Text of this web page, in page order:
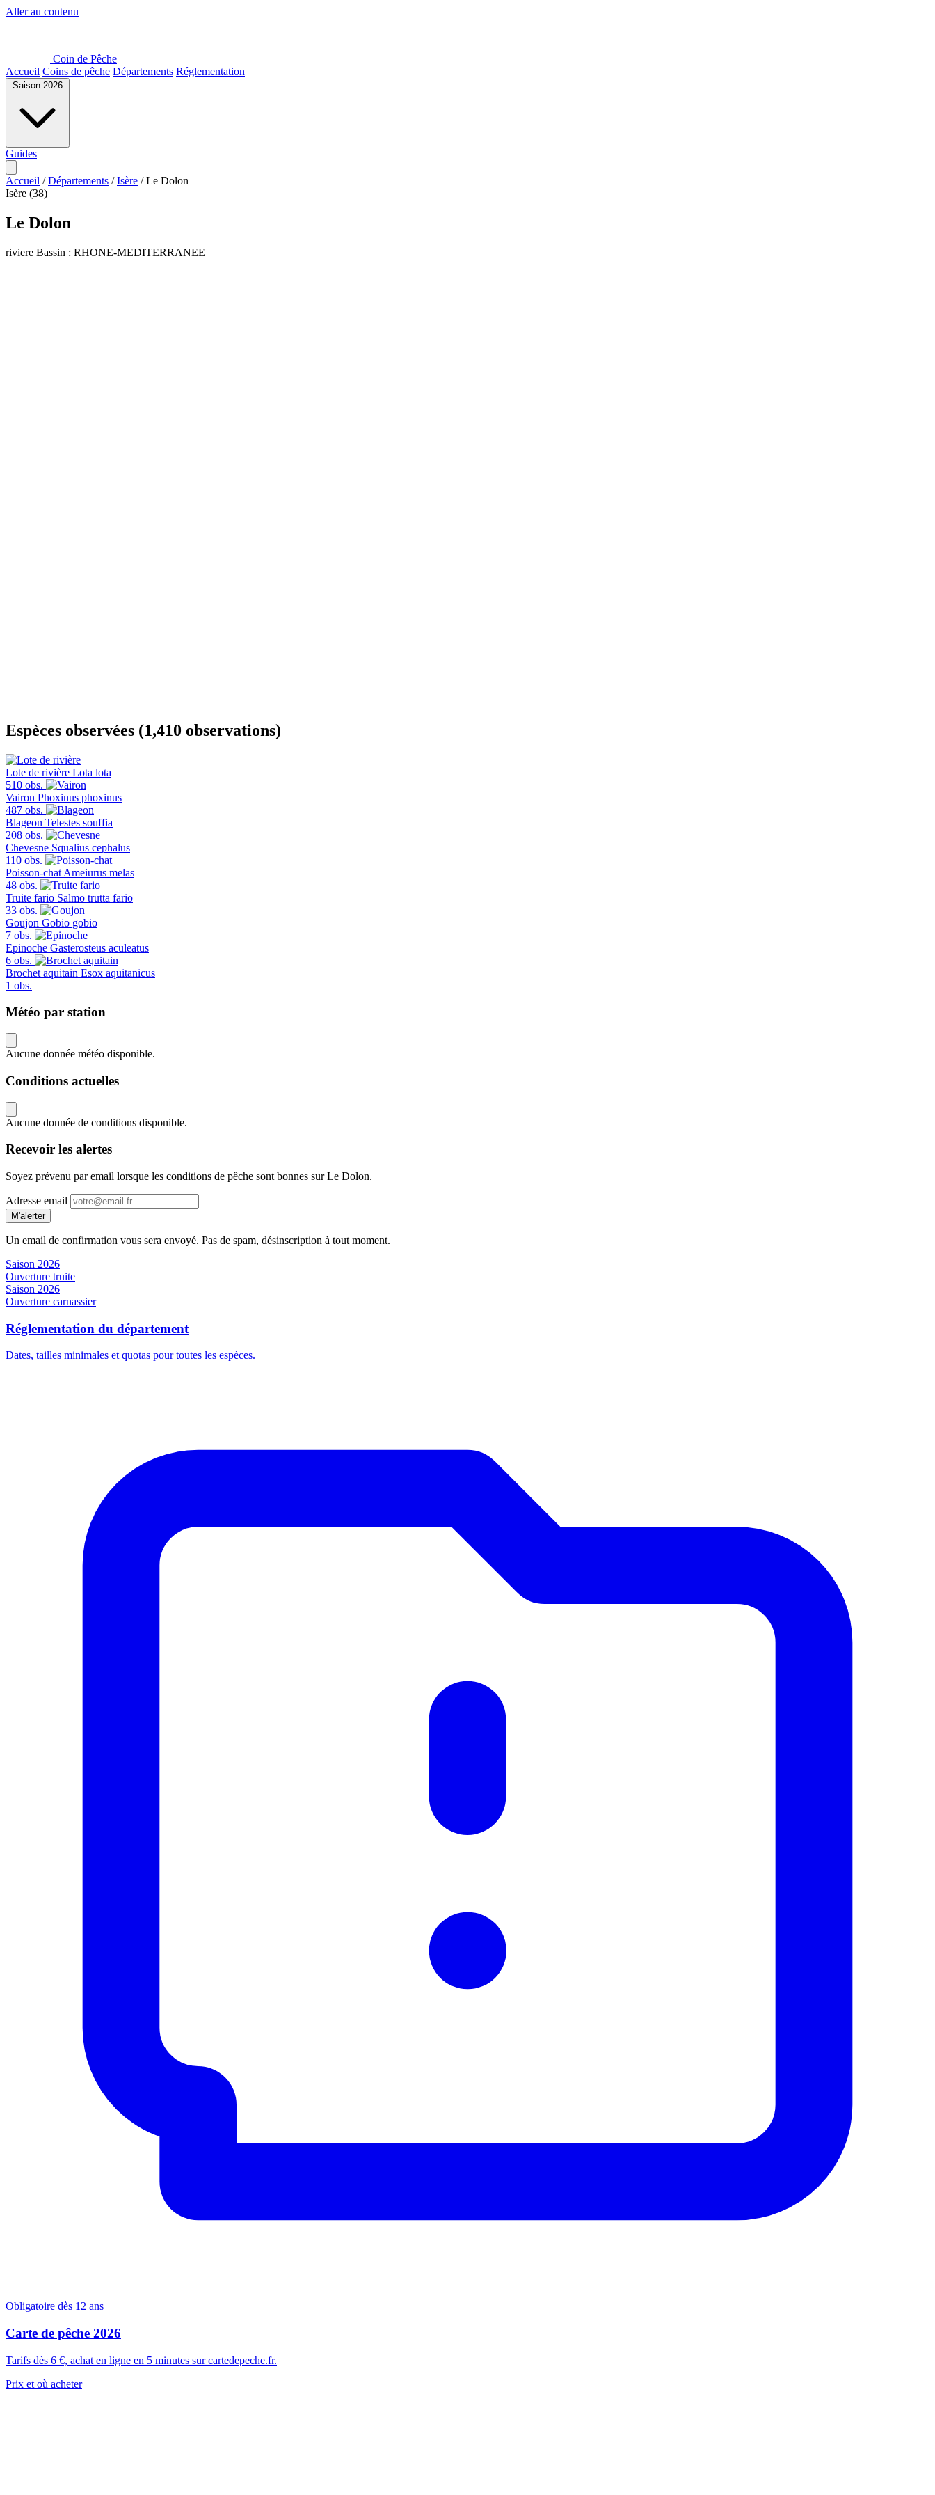
Aller au contenu
Coin de Pêche
Accueil Coins de pêche Départements Réglementation
Saison 2026
Guides
Accueil / Départements / Isère / Le Dolon
Isère (38)
Le Dolon
riviere Bassin : RHONE-MEDITERRANEE
Espèces observées (1,410 observations)
Lote de rivière Lota lota
510 obs.
Vairon Phoxinus phoxinus
487 obs.
Blageon Telestes souffia
208 obs.
Chevesne Squalius cephalus
110 obs.
Poisson-chat Ameiurus melas
48 obs.
Truite fario Salmo trutta fario
33 obs.
Goujon Gobio gobio
7 obs.
Epinoche Gasterosteus aculeatus
6 obs.
Brochet aquitain Esox aquitanicus
1 obs.
Météo par station
Aucune donnée météo disponible.
Conditions actuelles
Aucune donnée de conditions disponible.
Recevoir les alertes
Soyez prévenu par email lorsque les conditions de pêche sont bonnes sur Le Dolon.
Adresse email
M'alerter
Un email de confirmation vous sera envoyé. Pas de spam, désinscription à tout moment.
Saison 2026
Ouverture truite
Saison 2026
Ouverture carnassier
Réglementation du département
Dates, tailles minimales et quotas pour toutes les espèces.
Obligatoire dès 12 ans
Carte de pêche 2026
Tarifs dès 6 €, achat en ligne en 5 minutes sur cartedepeche.fr.
Prix et où acheter